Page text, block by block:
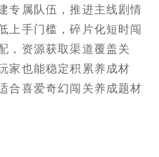
专属队伍，推进主线剧情
上手门槛，碎片化短时闯
，资源获取渠道覆盖关
家也能稳定积累养成材
合喜爱奇幻闯关养成题材